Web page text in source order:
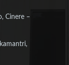
Cinere –